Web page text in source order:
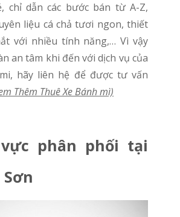
chỉ dẫn các bước bán từ A-Z,
liệu cá chả tươi ngon, thiết
với nhiều tính năng,… Vì vậy
an tâm khi đến với dịch vụ của
hãy liên hệ để được tư vấn
Thêm Thuê Xe Bánh mì)
phân phối tại